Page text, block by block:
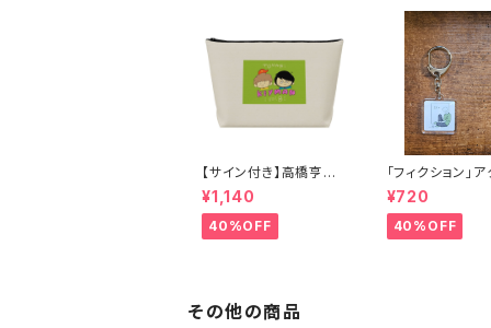
【サイン付き】高橋亨明×
河野圭佑コラボイラスト
ポーチ
¥1,140
40%OFF
「フィクション」
キーホルダー
¥720
40%OFF
その他の商品